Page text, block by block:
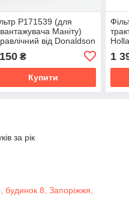
P171539 (для
Маніту)
від Donaldson
₴
Купити
1
за рік
будинок 8, Запоріжжя,